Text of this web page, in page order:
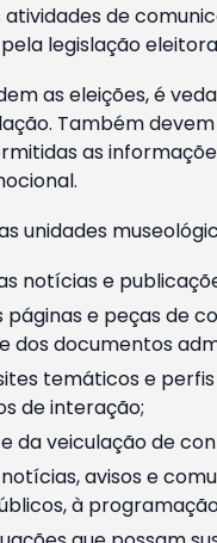
atividades de
legislação
as eleições, é
Também
as
unidades
notícias e
e peças de
dos documentos
temáticos e
de interação;
da veiculação de
avisos e
à